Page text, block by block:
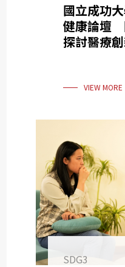
國立成功
健康論壇
探討醫療創
VIEW MORE
SDG3